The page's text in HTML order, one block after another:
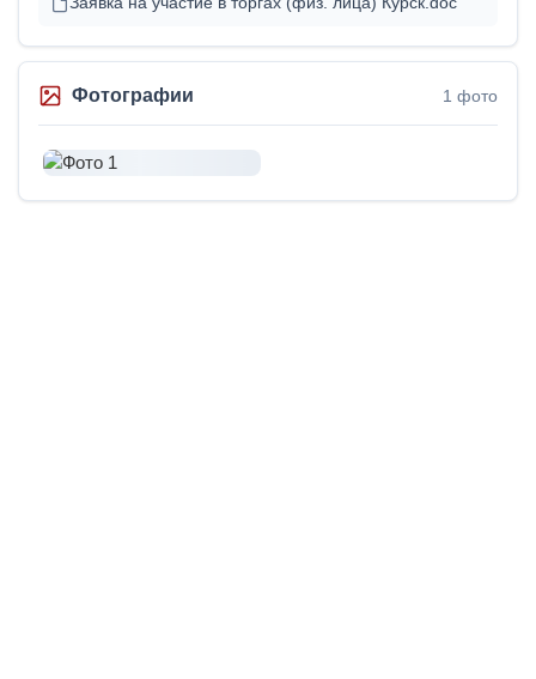
Фотографии 1 фото